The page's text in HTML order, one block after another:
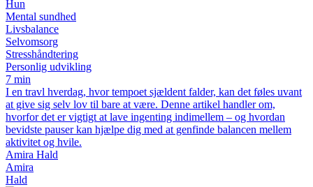
Hun
Mental sundhed
Livsbalance
Selvomsorg
Stresshåndtering
Personlig udvikling
7 min
I en travl hverdag, hvor tempoet sjældent falder, kan det føles uvant
at give sig selv lov til bare at være. Denne artikel handler om,
hvorfor det er vigtigt at lave ingenting indimellem – og hvordan
bevidste pauser kan hjælpe dig med at genfinde balancen mellem
aktivitet og hvile.
Amira Hald
Amira
Hald